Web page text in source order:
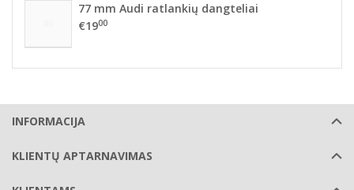
77 mm Audi ratlankių dangteliai
€1900
INFORMACIJA
KLIENTŲ APTARNAVIMAS